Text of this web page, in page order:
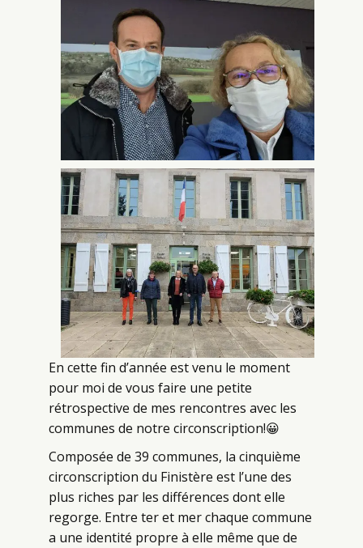
En cette fin d’année est venu le moment
pour moi de vous faire une petite
rétrospective de mes rencontres avec les
communes de notre circonscription!😀
Composée de 39 communes, la cinquième
circonscription du Finistère est l’une des
plus riches par les différences dont elle
regorge. Entre ter et mer chaque commune
a une identité propre à elle même que de